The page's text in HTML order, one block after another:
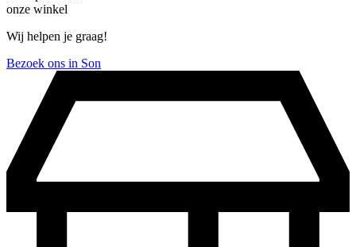
onze winkel
Wij helpen je graag!
Bezoek ons in Son